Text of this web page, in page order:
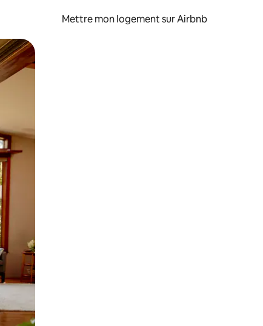
Mettre mon logement sur Airbnb
glisser.